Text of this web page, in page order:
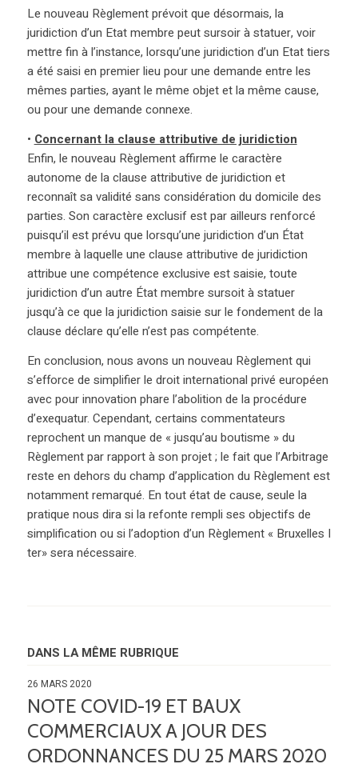
Le nouveau Règlement prévoit que désormais, la
juridiction d’un Etat membre peut sursoir à statuer, voir
mettre fin à l’instance, lorsqu’une juridiction d’un Etat tiers
a été saisi en premier lieu pour une demande entre les
mêmes parties, ayant le même objet et la même cause,
ou pour une demande connexe.
• Concernant la clause attributive de juridiction
Enfin, le nouveau Règlement affirme le caractère
autonome de la clause attributive de juridiction et
reconnaît sa validité sans considération du domicile des
parties. Son caractère exclusif est par ailleurs renforcé
puisqu’il est prévu que lorsqu’une juridiction d’un État
membre à laquelle une clause attributive de juridiction
attribue une compétence exclusive est saisie, toute
juridiction d’un autre État membre sursoit à statuer
jusqu’à ce que la juridiction saisie sur le fondement de la
clause déclare qu’elle n’est pas compétente.
En conclusion, nous avons un nouveau Règlement qui
s’efforce de simplifier le droit international privé européen
avec pour innovation phare l’abolition de la procédure
d’exequatur. Cependant, certains commentateurs
reprochent un manque de « jusqu’au boutisme » du
Règlement par rapport à son projet ; le fait que l’Arbitrage
reste en dehors du champ d’application du Règlement est
notamment remarqué. En tout état de cause, seule la
pratique nous dira si la refonte rempli ses objectifs de
simplification ou si l’adoption d’un Règlement « Bruxelles I
ter» sera nécessaire.
DANS LA MÊME RUBRIQUE
26 MARS 2020
NOTE COVID-19 ET BAUX
COMMERCIAUX A JOUR DES
ORDONNANCES DU 25 MARS 2020